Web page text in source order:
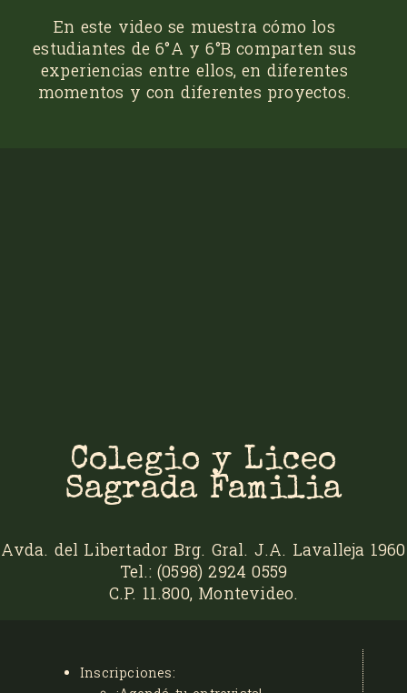
En este video se muestra cómo los
estudiantes de 6°A y 6°B comparten sus
experiencias entre ellos, en diferentes
momentos y con diferentes proyectos.
Colegio y Liceo
Sagrada Familia
Avda. del Libertador Brg. Gral. J.A. Lavalleja 1960
Tel.: (0598) 2924 0559
C.P. 11.800, Montevideo.
Inscripciones: